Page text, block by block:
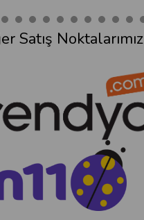
Satış Noktalarımız